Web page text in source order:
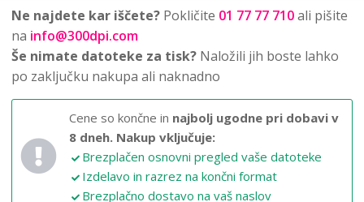
Ne najdete kar iščete? Pokličite 01 77 77 710ali pišite
na info@300dpi.com
Še nimate datoteke za tisk? Naložili jih boste lahko
po zaključku nakupa ali naknadno
Cene so končne in najbolj ugodne pri dobavi v
8 dneh. Nakup vključuje:
Brezplačen osnovni pregled vaše datoteke
Izdelavo in razrez na končni format
Brezplačno dostavo na vaš naslov